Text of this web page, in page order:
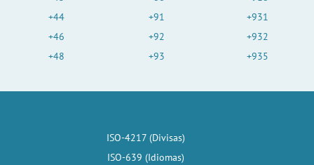
+44
+46
+48
+91
+92
+93
+931
+932
+935
ISO-4217 (Divisas)
ISO-639 (Idiomas)